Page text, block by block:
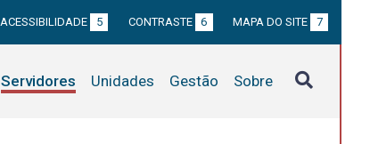
ACESSIBILIDADE 5 CONTRASTE 6 MAPA DO SITE 7
Servidores Unidades Gestão Sobre